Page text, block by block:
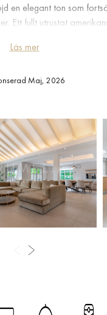
en elegant ton som
Ett fullt utrustat
ett utekök.
mot trädgården och
och en fullt utrustad
eller
golvvärme, Airzone
säkerhetstjänst.
internationella
hem vid en av
Läs mer
Maj, 2026